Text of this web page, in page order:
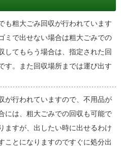
も粗大ごみ回収が行われています
ミで出せない場合は粗大ごみでの
してもらう場合は、指定された回
す。また回収場所までは運び出す
が行われていますので、不用品が
には、粗大ごみでの回収も可能で
ますが、出したい時に出せるわけ
ことになりますのですぐに処分出